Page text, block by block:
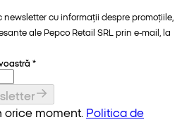
cu informații despre promoțiile,
ale Pepco Retail SRL prin e-mail, la
*
orice moment. Politica de